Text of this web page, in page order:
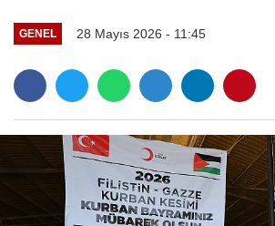
GENEL 28 Mayıs 2026 - 11:45